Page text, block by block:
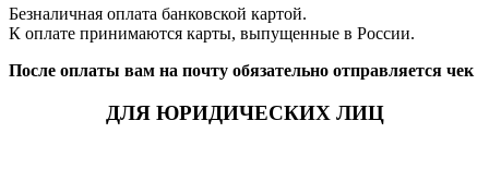
Безналичная оплата банковской картой.
К оплате принимаются карты, выпущенные в России.
После оплаты вам на почту обязательно отправляется чек
ДЛЯ ЮРИДИЧЕСКИХ ЛИЦ